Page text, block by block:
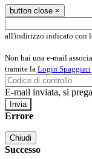
button close ×
all'indirizzo indicato con
Non hai una e-mail
tramite la Login Spaggiari
E-mail inviata, si
Errore
Chiudi
Successo